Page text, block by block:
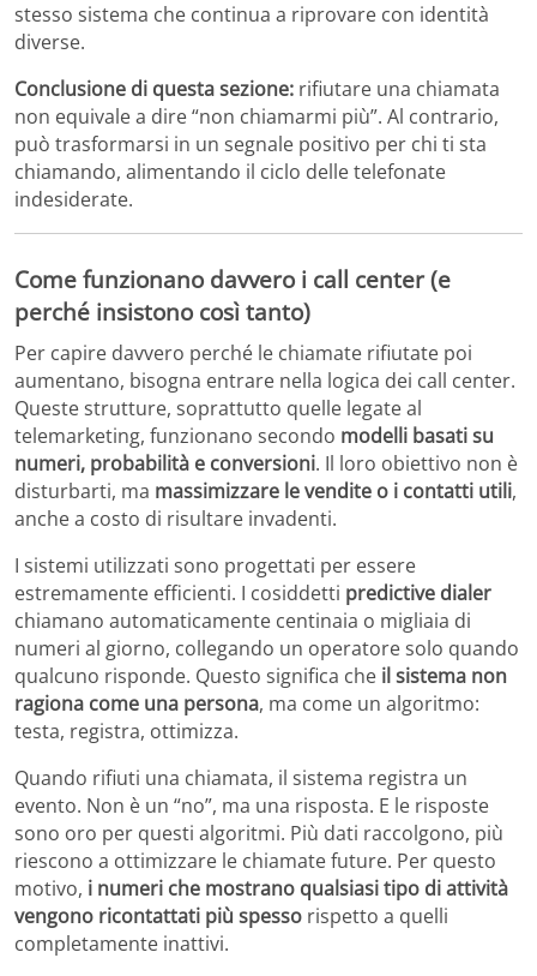
stesso sistema che continua a riprovare con identità
diverse.
Conclusione di questa sezione: rifiutare una chiamata
non equivale a dire “non chiamarmi più”. Al contrario,
può trasformarsi in un segnale positivo per chi ti sta
chiamando, alimentando il ciclo delle telefonate
indesiderate.
Come funzionano davvero i call center (e
perché insistono così tanto)
Per capire davvero perché le chiamate rifiutate poi
aumentano, bisogna entrare nella logica dei call center.
Queste strutture, soprattutto quelle legate al
telemarketing, funzionano secondo modelli basati su
numeri, probabilità e conversioni. Il loro obiettivo non è
disturbarti, ma massimizzare le vendite o i contatti utili,
anche a costo di risultare invadenti.
I sistemi utilizzati sono progettati per essere
estremamente efficienti. I cosiddetti predictive dialer
chiamano automaticamente centinaia o migliaia di
numeri al giorno, collegando un operatore solo quando
qualcuno risponde. Questo significa che il sistema non
ragiona come una persona, ma come un algoritmo:
testa, registra, ottimizza.
Quando rifiuti una chiamata, il sistema registra un
evento. Non è un “no”, ma una risposta. E le risposte
sono oro per questi algoritmi. Più dati raccolgono, più
riescono a ottimizzare le chiamate future. Per questo
motivo, i numeri che mostrano qualsiasi tipo di attività
vengono ricontattati più spesso rispetto a quelli
completamente inattivi.